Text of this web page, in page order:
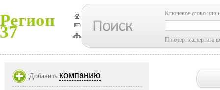
Регион
37
Ключевое слово или
Пример: экспертиза
Добавить компанию